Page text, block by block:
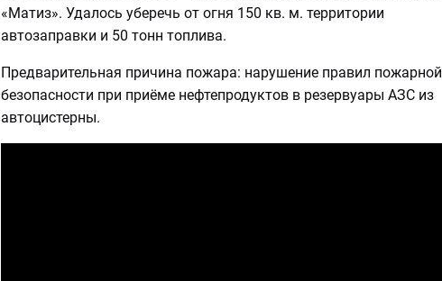
«Матиз». Удалось уберечь от огня 150 кв. м. территории
автозаправки и 50 тонн топлива.
Предварительная причина пожара: нарушение правил пожарной
безопасности при приёме нефтепродуктов в резервуары АЗС из
автоцистерны.